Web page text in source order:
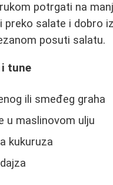
potrgati na
preko salate i dobro
posuti salatu.
tune
ili smeđeg graha
u maslinovom ulju
kukuruza